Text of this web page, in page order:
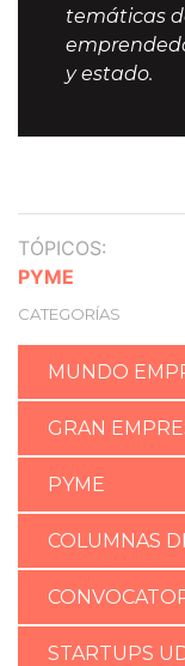
temáticas
y estado.
TÓPICOS:
PYME
CATEGORÍAS
MUNDO
GRAN
PYME
COLUMNAS
STARTUPS